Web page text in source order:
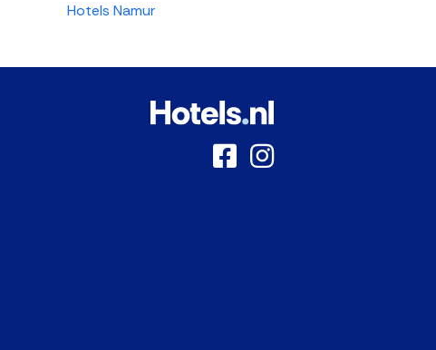
Hotels Namur